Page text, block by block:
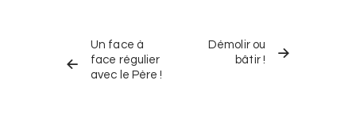
dans
les
QUOTIDIEN
PRÉCÉDENT
Un face à
face régulier
avec le Père !
QUOTIDIEN
SUIVANT
Démolir ou
bâtir !